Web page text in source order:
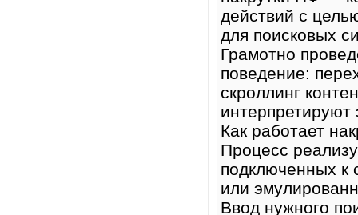
действий с
для поисковых
Грамотно
поведение:
скроллинг
интерпретируют
Как работает
Процесс
подключенных к
или
Ввод нужного